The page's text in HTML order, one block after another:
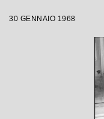
30 GENNAIO 1968